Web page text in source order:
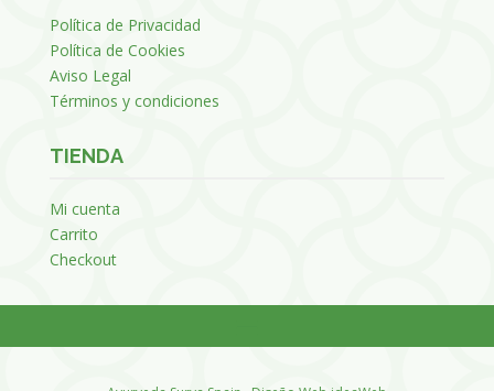
Política de Privacidad
Política de Cookies
Aviso Legal
Términos y condiciones
TIENDA
Mi cuenta
Carrito
Checkout